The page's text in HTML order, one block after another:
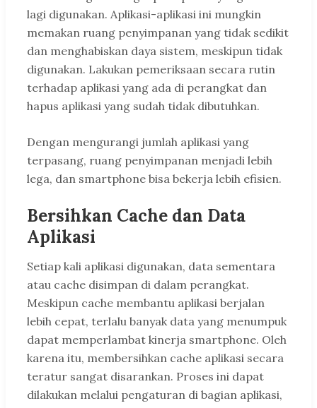
lagi digunakan. Aplikasi-aplikasi ini mungkin
memakan ruang penyimpanan yang tidak sedikit
dan menghabiskan daya sistem, meskipun tidak
digunakan. Lakukan pemeriksaan secara rutin
terhadap aplikasi yang ada di perangkat dan
hapus aplikasi yang sudah tidak dibutuhkan.
Dengan mengurangi jumlah aplikasi yang
terpasang, ruang penyimpanan menjadi lebih
lega, dan smartphone bisa bekerja lebih efisien.
Bersihkan Cache dan Data
Aplikasi
Setiap kali aplikasi digunakan, data sementara
atau cache disimpan di dalam perangkat.
Meskipun cache membantu aplikasi berjalan
lebih cepat, terlalu banyak data yang menumpuk
dapat memperlambat kinerja smartphone. Oleh
karena itu, membersihkan cache aplikasi secara
teratur sangat disarankan. Proses ini dapat
dilakukan melalui pengaturan di bagian aplikasi,